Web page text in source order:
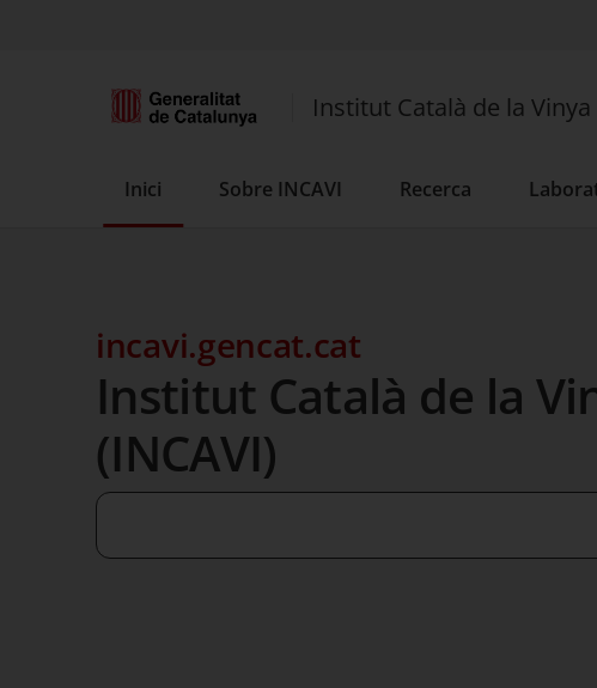
Institut Català de la Vinya
Inici Sobre INCAVI Recerca
incavi.gencat.cat
Institut Català de la
(INCAVI)